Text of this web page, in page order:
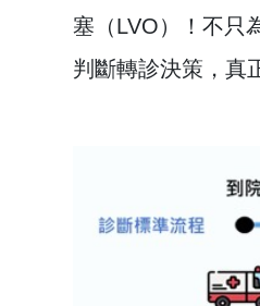
塞（LVO）！不只
判斷轉診決策，真